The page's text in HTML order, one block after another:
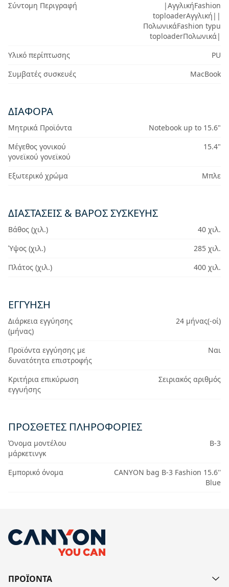
Σύντομη Περιγραφή
|ΑγγλικήFashion
toploaderΑγγλική||
ΠολωνικάFashion typu
toploaderΠολωνικά|
Υλικό περίπτωσης
PU
Συμβατές συσκευές
MacBook
ΔΙΆΦΟΡΑ
Μητρικά Προϊόντα
Notebook up to 15.6"
Μέγεθος γονικού
γονεϊκού γονεϊκού
15.4"
Εξωτερικό χρώμα Μπλε
ΔΙΑΣΤΆΣΕΙΣ & ΒΆΡΟΣ ΣΥΣΚΕΥΉΣ
Βάθος (χιλ.)
40 χιλ.
Ύψος (χιλ.)
285 χιλ.
Πλάτος (χιλ.)
400 χιλ.
ΕΓΓΎΗΣΗ
Διάρκεια εγγύησης
(μήνας)
24 μήνας(-οί)
Προϊόντα εγγύησης με
δυνατότητα επιστροφής
Ναι
Κριτήρια επικύρωση
εγγυήσης
Σειριακός αριθμός
ΠΡΟΣΘΕΤΕΣ ΠΛΗΡΟΦΟΡΙΕΣ
Όνομα μοντέλου
μάρκετινγκ
B-3
Εμπορικό όνομα
CANYON bag B-3 Fashion 15.6''
Blue
ΠΡΟΪΟΝΤΑ